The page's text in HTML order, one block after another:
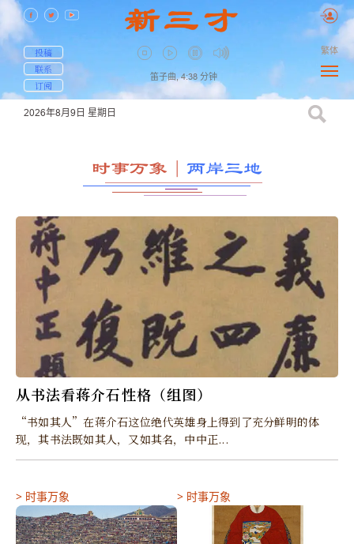
投稿
联系
订阅
笛子曲, 4:38 分钟
繁体
2026年8月9日 星期日
时事万象 ｜ 两岸三地
从书法看蒋介石性格（组图）
“书如其人”在蒋介石这位绝代英雄身上得到了充分鲜明的体
现，其书法既如其人，又如其名，中中正...
> 时事万象 > 时事万象